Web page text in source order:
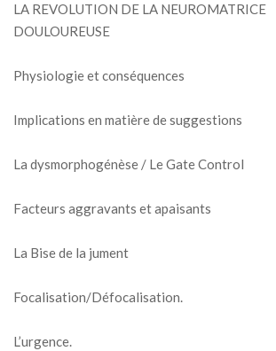
LA REVOLUTION DE LA NEUROMATRICE
DOULOUREUSE
Physiologie et conséquences
Implications en matière de suggestions
La dysmorphogénèse / Le Gate Control
Facteurs aggravants et apaisants
La Bise de la jument
Focalisation/Défocalisation.
L’urgence.